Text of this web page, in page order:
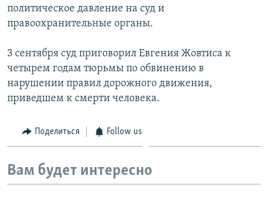
политическое давление на суд и
правоохранительные органы.
3 сентября суд приговорил Евгения Жовтиса к
четырем годам тюрьмы по обвинению в
нарушении правил дорожного движения,
приведшем к смерти человека.
Поделиться Follow us
Вам будет интересно